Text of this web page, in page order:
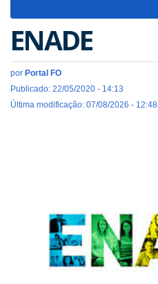
ENADE
por Portal FO
Publicado: 22/05/2020 - 14:13
Última modificação: 07/08/2026 - 12:48